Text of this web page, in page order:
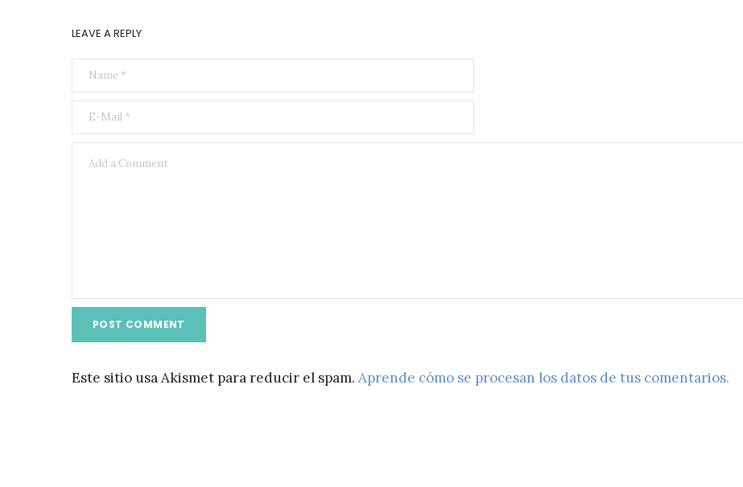
LEAVE A REPLY
Este sitio usa Akismet para reducir el spam. Aprende cómo se procesan los datos de tus comentarios.